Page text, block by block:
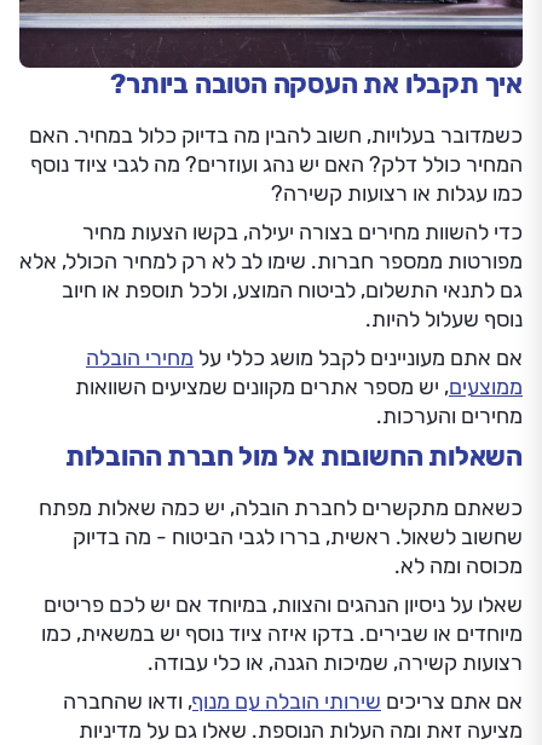
איך תקבלו את העסקה הטובה ביותר?
כשמדובר בעלויות, חשוב להבין מה בדיוק כלול במחיר. האם
המחיר כולל דלק? האם יש נהג ועוזרים? מה לגבי ציוד נוסף
כמו עגלות או רצועות קשירה?
כדי להשוות מחירים בצורה יעילה, בקשו הצעות מחיר
מפורטות ממספר חברות. שימו לב לא רק למחיר הכולל, אלא
גם לתנאי התשלום, לביטוח המוצע, ולכל תוספת או חיוב
נוסף שעלול להיות.
אם אתם מעוניינים לקבל מושג כללי על מחירי הובלה
ממוצעים, יש מספר אתרים מקוונים שמציעים השוואות
מחירים והערכות.
השאלות החשובות אל מול חברת ההובלות
כשאתם מתקשרים לחברת הובלה, יש כמה שאלות מפתח
שחשוב לשאול. ראשית, בררו לגבי הביטוח - מה בדיוק
מכוסה ומה לא.
שאלו על ניסיון הנהגים והצוות, במיוחד אם יש לכם פריטים
מיוחדים או שבירים. בדקו איזה ציוד נוסף יש במשאית, כמו
רצועות קשירה, שמיכות הגנה, או כלי עבודה.
אם אתם צריכים שירותי הובלה עם מנוף, ודאו שהחברה
מציעה זאת ומה העלות הנוספת. שאלו גם על מדיניות